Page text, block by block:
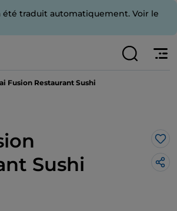
été traduit automatiquement. Voir le
Fusion Restaurant Sushi
Sushi